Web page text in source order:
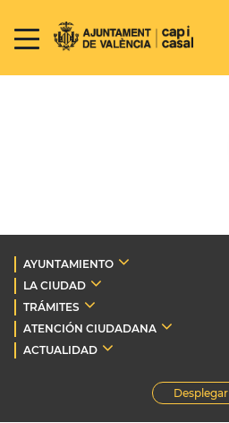
AYUNTAMIENTO
LA CIUDAD
TRÁMITES
ATENCIÓN CIUDADANA
ACTUALIDAD
Desplegar